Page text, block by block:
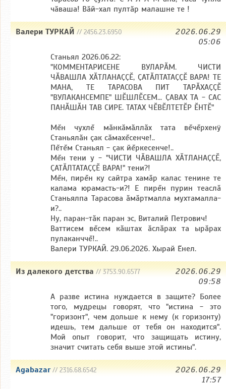
чӑваша! Вӑй-хал пултӑр малашне те !
Валери ТУРКАЙ// 2456.23.6950
2026.06.29
05:06
Станьял 2026.06.22:
"КОММЕНТАРИСЕНЕ ВУЛАРӐМ. ЧИСТИ
ЧӐВАШЛА ХӐТЛАНАҪҪӖ, ҪАТӐЛТАТАҪҪӖ ВАРА! ТЕ
МАНА, ТЕ ТАРАСОВА ПИТ ТАРӐХАҪҪӖ
"ВУЛАКАНСЕМПЕ" ШӖШЛӖСЕМ... ҪАВАХ ТА - САС
ПАНӐШӐН ТАВ СИРЕ. ТАТАХ ЧӖВӖЛТЕТӖР ӖНТӖ"
Мĕн чухлĕ мăнкăмăллăх тата вĕчĕрхенÿ
Станьялăн çак сăмахĕсенче!..
Пĕтĕм Станьял - çак йĕркесенче!..
Мĕн тени у - "ЧИСТИ ЧӐВАШЛА ХӐТЛАНАҪҪӖ,
ҪАТӐЛТАТАҪҪӖ ВАРА!" тени?!
Мĕн, пирĕн ку сайтра хамăр калас тенине те
калама юрамасть-и?! Е пирĕн пурин теаслă
Станьялпа Тарасова ăмăртмалла мухтамалла-
и?..
Ну, паран-тăк паран эс, Виталий Петрович!
Ваттисем вĕсем кăштах ăслăрах та ырăрах
пулаканччĕ!..
Валери ТУРКАЙ. 29.06.2026. Хырай Ĕнел.
Из далекого детства// 3753.90.6577
2026.06.29
09:58
А разве истина нуждается в защите? Более
того, мудрецы говорят, что "истина - это
"горизонт", чем дольше к нему (к горизонту)
идешь, тем дальше от тебя он находится".
Мой опыт говорит, что защищать истину,
значит считать себя выше этой истины".
Agabazar// 2316.68.6542
2026.06.29
17:57